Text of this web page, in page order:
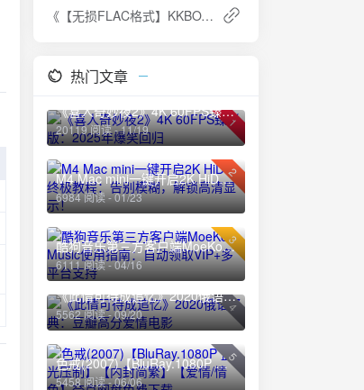
《【无损FLAC格式】KKBOX华语新歌日榜》夸克网盘高速下载+免费资源
热门文章
1
《喜人奇妙夜2》4K 60FPS臻彩版：2025年爆笑回归
20119 阅读 - 11/19
2
M4 Mac mini一键开启2K HiDPI终极教程：告别模糊，解锁高清显示！
6984 阅读 - 01/23
3
酷狗音乐第三方客户端MoeKoe Music使用指南：自动领取VIP+多平台支持
6111 阅读 - 04/16
4
《此情可待成追忆》2020俄语经典：豆瓣高分爱情电影
5562 阅读 - 09/20
5
色戒(2007)【BluRay.1080P 蓝光压制】【内封简繁】【爱情/情色】夸克网盘免费下载
5458 阅读 - 06/06